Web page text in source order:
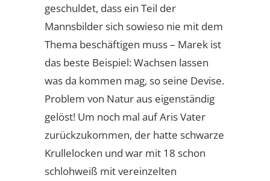
geschuldet, dass ein Teil der
Mannsbilder sich sowieso nie mit dem
Thema beschäftigen muss – Marek ist
das beste Beispiel: Wachsen lassen
was da kommen mag, so seine Devise.
Problem von Natur aus eigenständig
gelöst! Um noch mal auf Aris Vater
zurückzukommen, der hatte schwarze
Krullelocken und war mit 18 schon
schlohweiß mit vereinzelten